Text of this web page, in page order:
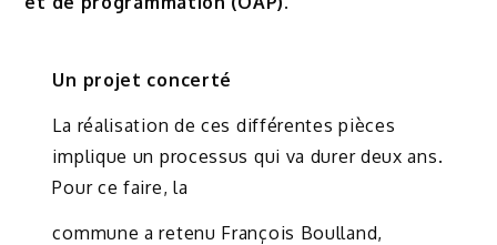
Un projet concerté
La réalisation de ces différentes pièces
implique un processus qui va durer deux ans.
Pour ce faire, la
commune a retenu François Boulland,